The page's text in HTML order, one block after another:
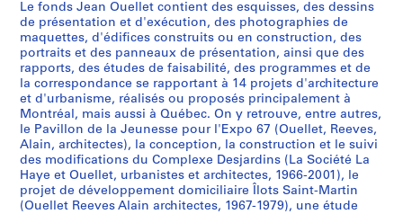
a
n
i
s
m
e
,
1
9
4
4
Le fonds Jean Ouellet contient des esquisses, des dessins
de présentation et d'exécution, des photographies de
maquettes, d'édifices construits ou en construction, des
portraits et des panneaux de présentation, ainsi que des
rapports, des études de faisabilité, des programmes et de
la correspondance se rapportant à 14 projets d'architecture
et d'urbanisme, réalisés ou proposés principalement à
Montréal, mais aussi à Québec. On y retrouve, entre autres,
le Pavillon de la Jeunesse pour l'Expo 67 (Ouellet, Reeves,
Alain, architectes), la conception, la construction et le suivi
des modifications du Complexe Desjardins (La Société La
Haye et Ouellet, urbanistes et architectes, 1966-2001), le
projet de développement domiciliaire Îlots Saint-Martin
(Ouellet Reeves Alain architectes, 1967-1979), une étude